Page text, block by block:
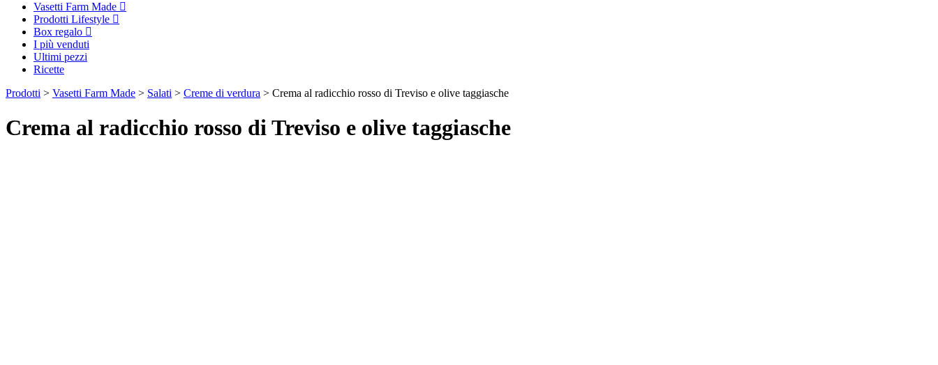
Vasetti Farm Made
Prodotti Lifestyle
Box regalo
I più venduti
Ultimi pezzi
Ricette
Prodotti > Vasetti Farm Made > Salati > Creme di verdura > Crema al radicchio rosso di Treviso e olive taggiasche
Crema al radicchio rosso di Treviso e olive taggiasche